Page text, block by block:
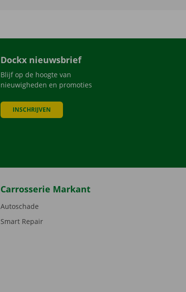
Dockx nieuwsbrief
Blijf op de hoogte van
nieuwigheden en promoties
INSCHRIJVEN
Carrosserie Markant
Autoschade
Smart Repair